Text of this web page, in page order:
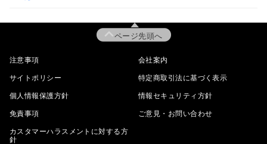
ページ先頭へ
注意事項 会社案内
サイトポリシー 特定商取引法に基づく表示
個人情報保護方針 情報セキュリティ方針
免責事項 ご意見・お問い合わせ
カスタマーハラスメントに対する方
針